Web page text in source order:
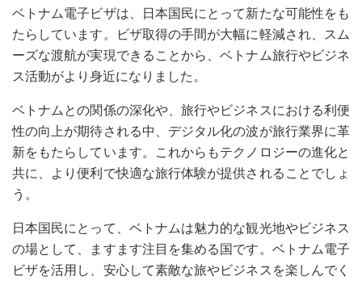
ベトナム電子ビザは、日本国民にとって新たな可能性をも
たらしています。ビザ取得の手間が大幅に軽減され、スム
ーズな渡航が実現できることから、ベトナム旅行やビジネ
ス活動がより身近になりました。
ベトナムとの関係の深化や、旅行やビジネスにおける利便
性の向上が期待される中、デジタル化の波が旅行業界に革
新をもたらしています。これからもテクノロジーの進化と
共に、より便利で快適な旅行体験が提供されることでしょ
う。
日本国民にとって、ベトナムは魅力的な観光地やビジネス
の場として、ますます注目を集める国です。ベトナム電子
ビザを活用し、安心して素敵な旅やビジネスを楽しんでく